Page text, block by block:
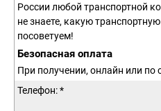
России любой транспортной
не знаете, какую
посоветуем!
Безопасная оплата
При получении, онлайн или по
Телефон: *